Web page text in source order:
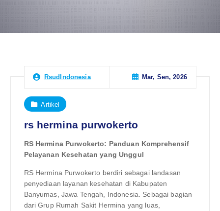
RsudIndonesia Mar, Sen, 2026
Artikel
rs hermina purwokerto
RS Hermina Purwokerto: Panduan Komprehensif
Pelayanan Kesehatan yang Unggul
RS Hermina Purwokerto berdiri sebagai landasan
penyediaan layanan kesehatan di Kabupaten
Banyumas, Jawa Tengah, Indonesia. Sebagai bagian
dari Grup Rumah Sakit Hermina yang luas,